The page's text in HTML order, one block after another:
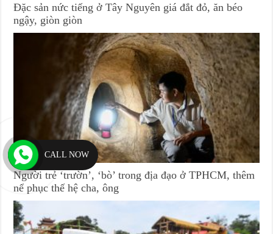
Đặc sản nức tiếng ở Tây Nguyên giá đắt đỏ, ăn béo
ngậy, giòn giòn
Người trẻ ‘trườn’, ‘bò’ trong địa đạo ở TPHCM, thêm
nể phục thế hệ cha, ông
CALL NOW